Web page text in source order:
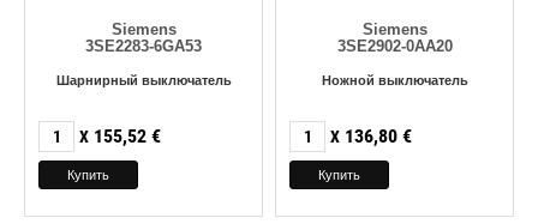
Siemens
3SE2283-6GA53
Шарнирный выключатель
X 155,52 €
Siemens
3SE2902-0AA20
Ножной выключатель
X 136,80 €